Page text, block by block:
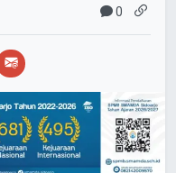
0